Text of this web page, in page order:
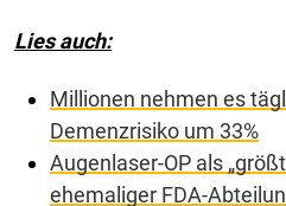
Lies auch:
Millionen nehmen es
Demenzrisiko um 33%
Augenlaser-OP als
ehemaliger FDA-